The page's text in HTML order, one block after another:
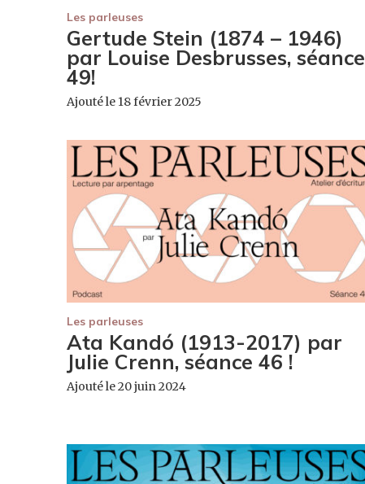
Les parleuses
Gertude Stein (1874 – 1946)
par Louise Desbrusses, séance
49!
Ajouté le 18 février 2025
Les parleuses
Ata Kandó (1913-2017) par
Julie Crenn, séance 46 !
Ajouté le 20 juin 2024